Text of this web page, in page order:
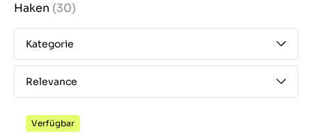
Haken (30)
Kategorie
Relevance
Verfügbar